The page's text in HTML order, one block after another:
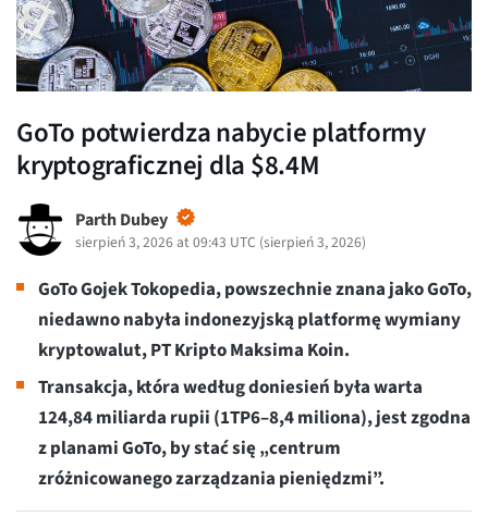
GoTo potwierdza nabycie platformy
kryptograficznej dla $8.4M
Parth Dubey
sierpień 3, 2026 at 09:43 UTC (sierpień 3, 2026)
GoTo Gojek Tokopedia, powszechnie znana jako GoTo,
niedawno nabyła indonezyjską platformę wymiany
kryptowalut, PT Kripto Maksima Koin.
Transakcja, która według doniesień była warta
124,84 miliarda rupii (1TP6–8,4 miliona), jest zgodna
z planami GoTo, by stać się „centrum
zróżnicowanego zarządzania pieniędzmi”.